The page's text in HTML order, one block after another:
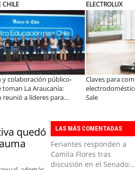
para comprar
durante el Black
MUTUAL
A dos años
quedó
LAS MÁS COMENTADAS
Feriantes responden a
Camila Flores tras
discusión en el Senado: